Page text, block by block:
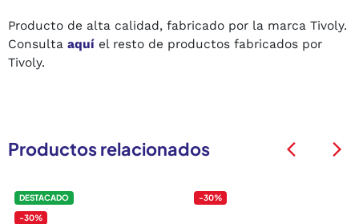
Producto de alta calidad, fabricado por la marca Tivoly.
Consulta aquí el resto de productos fabricados por
Tivoly.
Productos relacionados
DESTACADO
-30%
-30%
arrow_back_ios arrow_back_ios